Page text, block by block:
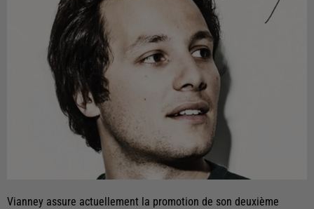
Vianney assure actuellement la promotion de son deuxième